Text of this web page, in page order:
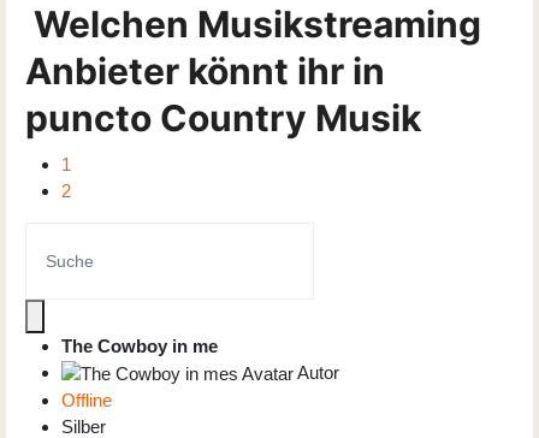
Welchen Musikstreaming
Anbieter könnt ihr in
puncto Country Musik
1
2
The Cowboy in me
Autor
Offline
Silber